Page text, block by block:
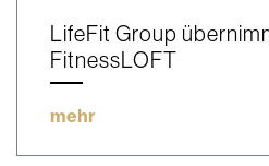
LifeFit Group
FitnessLOFT
mehr